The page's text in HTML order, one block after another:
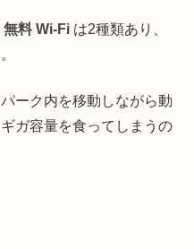
無料 Wi-Fi は2種類あり、
ーク内を移動しながら動
ガ容量を食ってしまうの